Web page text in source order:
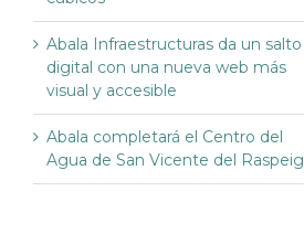
Abala Infraestructuras da un salto
digital con una nueva web más
visual y accesible
Abala completará el Centro del
Agua de San Vicente del Raspeig